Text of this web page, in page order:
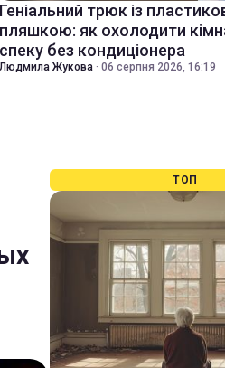
Геніальний трюк із
пляшкою: як охолодити
спеку без кондиціонера
Людмила Жукова · 06 серпня 2026, 16:19
ТОП